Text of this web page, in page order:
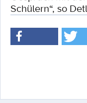
Schülern“, so